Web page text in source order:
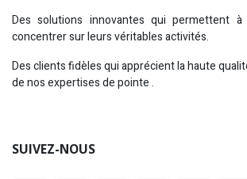
Des solutions innovantes qui permettent
concentrer sur leurs véritables activités.
Des clients fidèles qui apprécient la haute
de nos expertises de pointe.
SUIVEZ-NOUS